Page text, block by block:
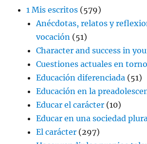
1 Mis escritos (579)
Anécdotas, relatos y
vocación (51)
Character and success in
Cuestiones actuales en
Educación diferenciada (51)
Educación en la
Educar el carácter (10)
Educar en una sociedad
El carácter (297)